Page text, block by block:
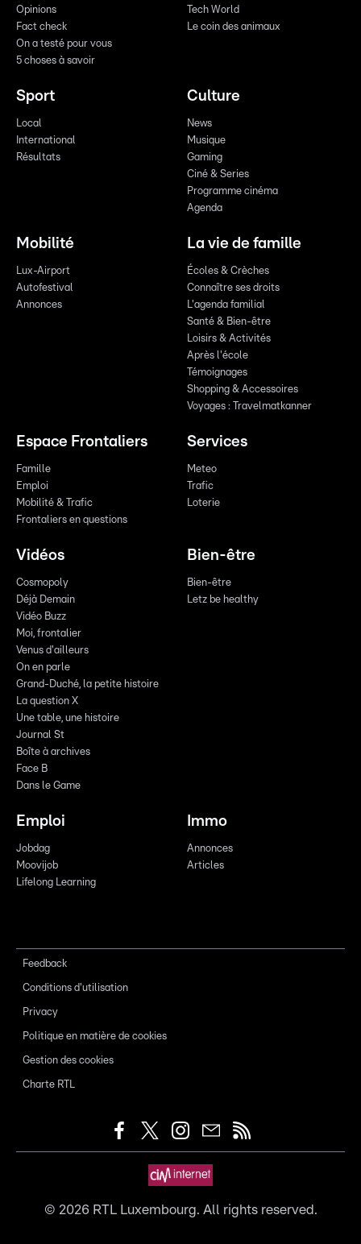
Opinions
Fact check
On a testé pour vous
5 choses à savoir
Tech World
Le coin des animaux
Sport
Local
International
Résultats
Culture
News
Musique
Gaming
Ciné & Series
Programme cinéma
Agenda
Mobilité
Lux-Airport
Autofestival
Annonces
La vie de famille
Écoles & Crèches
Connaître ses droits
L'agenda familial
Santé & Bien-être
Loisirs & Activités
Après l'école
Témoignages
Shopping & Accessoires
Voyages : Travelmatkanner
Espace Frontaliers
Famille
Emploi
Mobilité & Trafic
Frontaliers en questions
Services
Meteo
Trafic
Loterie
Vidéos
Cosmopoly
Déjà Demain
Vidéo Buzz
Moi, frontalier
Venus d'ailleurs
On en parle
Grand-Duché, la petite histoire
La question X
Une table, une histoire
Journal St
Boîte à archives
Face B
Dans le Game
Bien-être
Bien-être
Letz be healthy
Emploi
Jobdag
Moovijob
Lifelong Learning
Immo
Annonces
Articles
Feedback
Conditions d'utilisation
Privacy
Politique en matière de cookies
Gestion des cookies
Charte RTL
© 2026RTL Luxembourg. All rights reserved.